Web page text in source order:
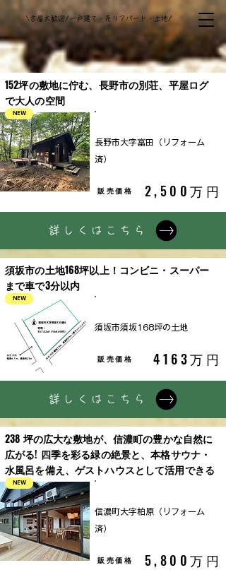
​\古屋大歓迎/一戸建て・売りアパート・土地/
​物件概要
152坪の敷地に佇む、長野市の別荘、平屋ログ
で大人の空間
NEW
長野市大字富田（リフォーム
済）
販売価格 2,500万円
詳しくはこちら
須坂市の土地168坪以上！コンビニ・スーパー
まで車で3分以内
NEW
須坂市須坂168坪の土地
販売価格 4163万円
詳しくはこちら
238 坪の広大な敷地が、信濃町の豊かな自然に
広がる! 四季を彩る緑の絶景と、本格サウナ・
水風呂を備え、ゲストハウスとして活用できる
NEW
信濃町大字柏原（リフォーム
済）
販売価格 5,800万円